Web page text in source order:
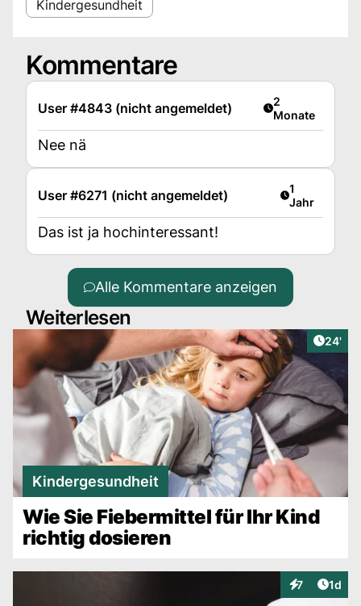
Kindergesundheit
Kommentare
User #4843 (nicht angemeldet) Artikel
2
Monate
Nee nä
User #6271 (nicht angemeldet) Artikel
1
Jahr
Das ist ja hochinteressant!
Alle Kommentare anzeigen
Weiterlesen
24'
Kindergesundheit
Wie Sie Fiebermittel für Ihr Kind
richtig dosieren
7
Interaktionen
1d